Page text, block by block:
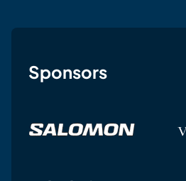
Sponsors